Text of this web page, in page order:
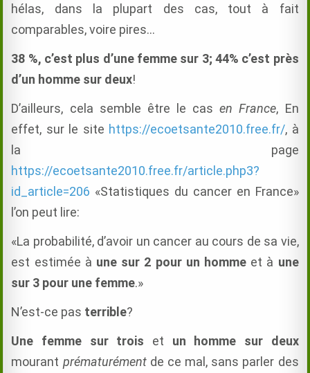
hélas, dans la plupart des cas, tout à fait
comparables, voire pires…
38 %, c’est plus d’une femme sur 3; 44% c’est près
d’un homme sur deux!
D’ailleurs, cela semble être le casen France, En
effet, sur le site https://ecoetsante2010.free.fr/, à
la page
https://ecoetsante2010.free.fr/article.php3?
id_article=206 «Statistiques du cancer en France»
l’on peut lire:
«La probabilité, d’avoir un cancer au cours de sa vie,
est estimée à une sur 2 pour un hommeet à une
sur 3 pour une femme.»
N’est-ce pas terrible?
Une femme sur trois et un homme sur deux
mourant prématurément de ce mal, sans parler des